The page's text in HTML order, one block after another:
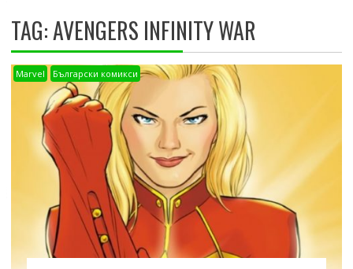
TAG:AVENGERS INFINITY WAR
Marvel Български комикси